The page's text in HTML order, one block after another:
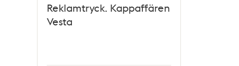
Reklamtryck. Kappaffären
Vesta